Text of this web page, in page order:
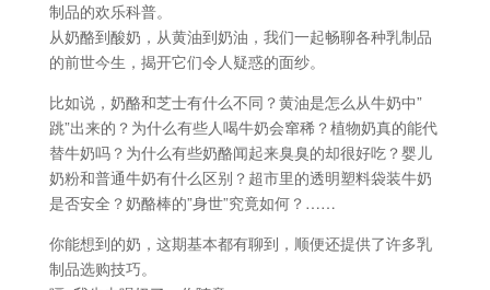
制品的欢乐科普。
从奶酪到酸奶，从黄油到奶油，我们一起畅聊各种乳制品
的前世今生，揭开它们令人疑惑的面纱。
比如说，奶酪和芝士有什么不同？黄油是怎么从牛奶中”
跳”出来的？为什么有些人喝牛奶会窜稀？植物奶真的能代
替牛奶吗？为什么有些奶酪闻起来臭臭的却很好吃？婴儿
奶粉和普通牛奶有什么区别？超市里的透明塑料袋装牛奶
是否安全？奶酪棒的”身世”究竟如何？……
你能想到的奶，这期基本都有聊到，顺便还提供了许多乳
制品选购技巧。